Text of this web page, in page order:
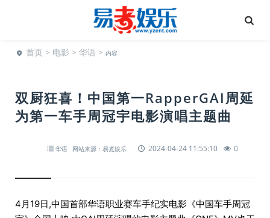
首页 > 电影 > 华语 > 内容
双厨狂喜！中国第一RapperGAI周延
为第一车手周冠宇电影演唱主题曲
华语 网站来源：易煮娱乐 2024-04-24 11:55:10 0
4月19日,中国首部华语职业赛车手纪实电影《中国车手周冠